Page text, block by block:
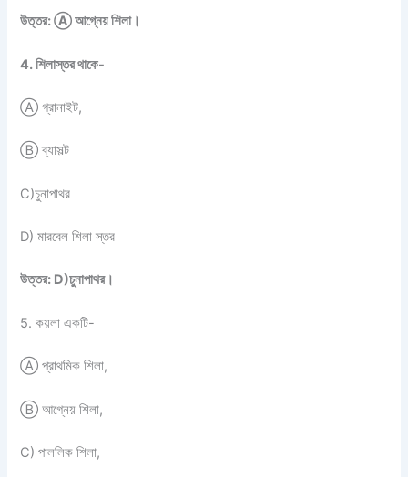
উত্তর: Ⓐ আগ্নেয় শিলা।
4. শিলাস্তর থাকে-
Ⓐ গ্রানাইট,
Ⓑ ব্যাসল্ট
C)চুনাপাথর
D) মারবেল শিলা স্তর
উত্তর: D)চুনাপাথর।
5. কয়লা একটি-
Ⓐ প্রাথমিক শিলা,
Ⓑ আগ্নেয় শিলা,
C) পাললিক শিলা,